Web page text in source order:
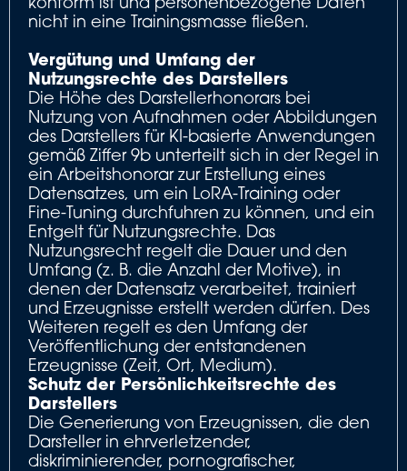
nicht in eine Trainingsmasse fließen.
Vergütung und Umfang der
Nutzungsrechte des Darstellers
Die Höhe des Darstellerhonorars bei
Nutzung von Aufnahmen oder Abbildungen
des Darstellers für KI-basierte Anwendungen
gemäß Ziffer 9b unterteilt sich in der Regel in
ein Arbeitshonorar zur Erstellung eines
Datensatzes, um ein LoRA-Training oder
Fine-Tuning durchfuhren zu können, und ein
Entgelt für Nutzungsrechte. Das
Nutzungsrecht regelt die Dauer und den
Umfang (z. B. die Anzahl der Motive), in
denen der Datensatz verarbeitet, trainiert
und Erzeugnisse erstellt werden dürfen. Des
Weiteren regelt es den Umfang der
Veröffentlichung der entstandenen
Erzeugnisse (Zeit, Ort, Medium).
Schutz der Persönlichkeitsrechte des
Darstellers
Die Generierung von Erzeugnissen, die den
Darsteller in ehrverletzender,
diskriminierender, pornografischer,